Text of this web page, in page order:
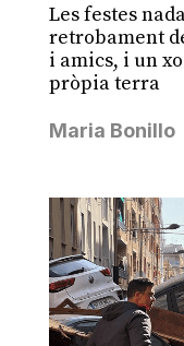
Les festes
retrobament
i amics, i un
pròpia terra
Maria Bonillo